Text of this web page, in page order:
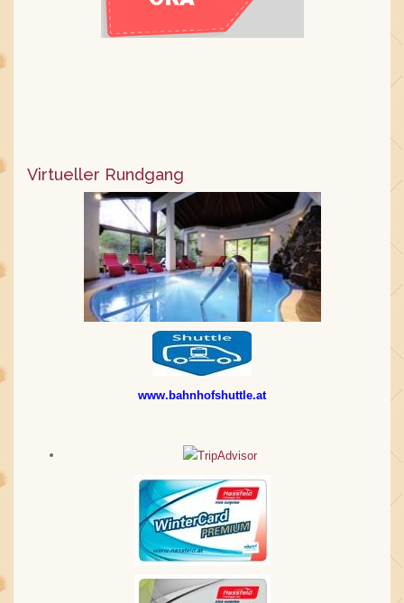
Virtueller Rundgang
www.bahnhofshuttle.at